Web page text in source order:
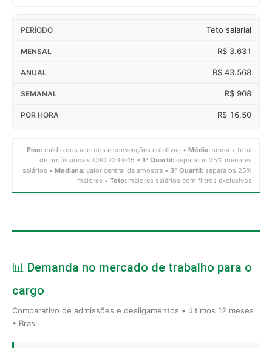
Teto salarial
R$ 3.631
R$ 43.568
R$ 908
R$ 16,50
Piso: média dos acordos e convenções coletivas • Média: soma ÷ total
de profissionais CBO 7233-15 • 1º Quartil: separa os 25% menores
salários • Mediana: valor central da amostra • 3º Quartil: separa os 25%
maiores • Teto: maiores salários com filtros exclusivos
📊 Demanda no mercado de trabalho para o
cargo
Comparativo de admissões e desligamentos • últimos 12 meses
• Brasil